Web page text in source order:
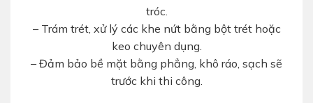
tróc.
– Trám trét, xử lý các khe nứt bằng bột trét hoặc
keo chuyên dụng.
– Đảm bảo bề mặt bằng phẳng, khô ráo, sạch sẽ
trước khi thi công.